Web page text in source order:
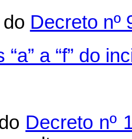
Decreto nº
“a” a “f” do
Decreto nº